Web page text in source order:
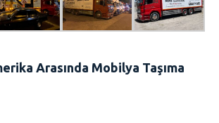
Arasında Mobilya Taşıma